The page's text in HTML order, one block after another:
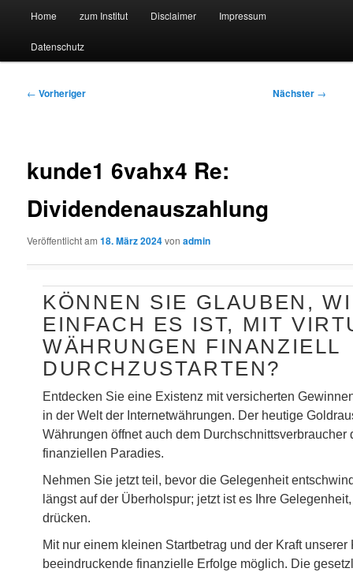
Suchmaschine Forschung und
Technologie
Zum
primären
Zum
sekundären
Home zum Institut Disclaimer Impressum
Datenschutz
Beitragsnavigation
← Vorheriger Nächster →
kunde1 6vahx4 Re:
Dividendenauszahlung
Veröffentlicht am18. März 2024vonadmin
KÖNNEN SIE GLAUBEN,
EINFACH ES IST, MIT
WÄHRUNGEN FINANZIELL
DURCHZUSTARTEN?
Entdecken Sie eine Existenz mit versicherten
in der Welt der Internetwährungen. Der heutige
Währungen öffnet auch dem Durchschnittsverbraucher
finanziellen Paradies.
Nehmen Sie jetzt teil, bevor die Gelegenheit
längst auf der Überholspur; jetzt ist es Ihre
drücken.
Mit nur einem kleinen Startbetrag und der Kraft unserer
beeindruckende finanzielle Erfolge möglich. Die